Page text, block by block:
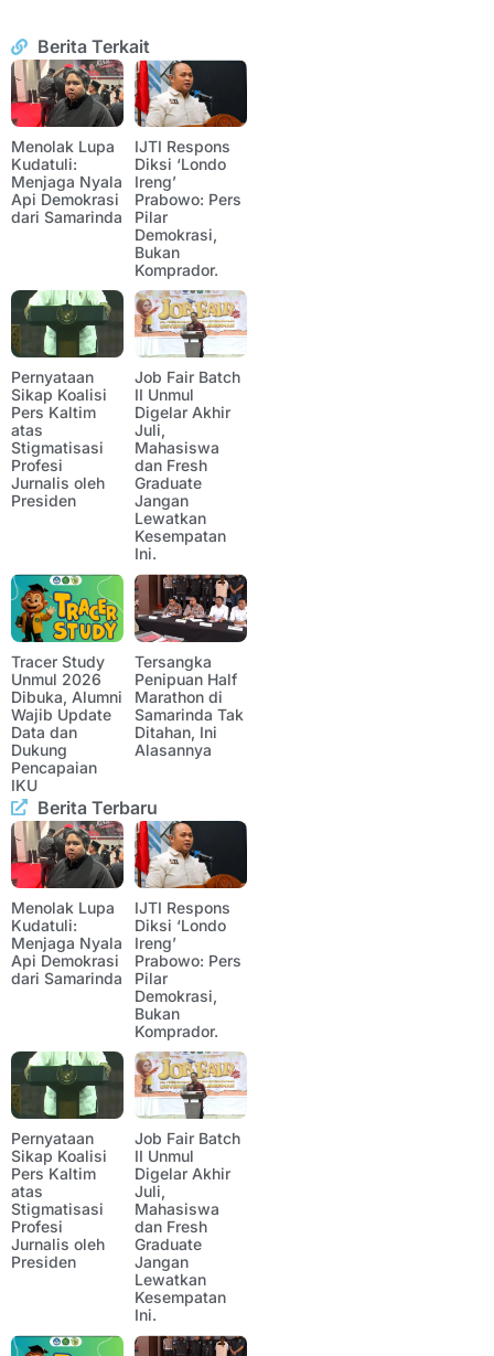
Berita Terkait
Menolak Lupa
Kudatuli:
Menjaga Nyala
Api Demokrasi
dari Samarinda
IJTI Respons
Diksi ‘Londo
Ireng’
Prabowo: Pers
Pilar
Demokrasi,
Bukan
Komprador.
Pernyataan
Sikap Koalisi
Pers Kaltim
atas
Stigmatisasi
Profesi
Jurnalis oleh
Presiden
Job Fair Batch
II Unmul
Digelar Akhir
Juli,
Mahasiswa
dan Fresh
Graduate
Jangan
Lewatkan
Kesempatan
Ini.
Tracer Study
Unmul 2026
Dibuka, Alumni
Wajib Update
Data dan
Dukung
Pencapaian
IKU
Tersangka
Penipuan Half
Marathon di
Samarinda Tak
Ditahan, Ini
Alasannya
Berita Terbaru
Menolak Lupa
Kudatuli:
Menjaga Nyala
Api Demokrasi
dari Samarinda
IJTI Respons
Diksi ‘Londo
Ireng’
Prabowo: Pers
Pilar
Demokrasi,
Bukan
Komprador.
Pernyataan
Sikap Koalisi
Pers Kaltim
atas
Stigmatisasi
Profesi
Jurnalis oleh
Presiden
Job Fair Batch
II Unmul
Digelar Akhir
Juli,
Mahasiswa
dan Fresh
Graduate
Jangan
Lewatkan
Kesempatan
Ini.